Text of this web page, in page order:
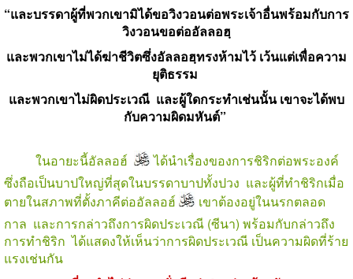
“และบรรดาผู้ที่พวกเขามิได้ขอวิงวอนต่อพระเจ้าอื่นพร้อมกับการ
วิงวอนขอต่ออัลลอฮฺ
และพวกเขาไม่ได้ฆ่าชีวิตซึ่งอัลลอฮฺทรงห้ามไว้ เว้นแต่เพื่อความ
ยุติธรรม
และพวกเขาไม่ผิดประเวณี และผู้ใดกระทำเช่นนั้น เขาจะได้พบ
กับความผิดมหันต์”
ในอายะนี้อัลลอฮ์
ได้นำเรื่องของการชิริกต่อพระองค์
ซึ่งถือเป็นบาปใหญ่ที่สุดในบรรดาบาปทั้งปวง และผู้ที่ทำชิริกเมื่อ
ตายในสภาพที่ตั้งภาคีต่ออัลลอฮ์
เขาต้องอยู่ในนรกตลอด
กาล และการกล่าวถึงการผิดประเวณี (ซีนา) พร้อมกับกล่าวถึง
การทำชิริก ได้แสดงให้เห็นว่าการผิดประเวณี เป็นความผิดที่ร้าย
แรงเช่นกัน